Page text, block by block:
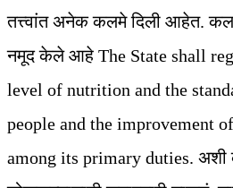
तत्त्वांत अनेक कलमे दिली आहेत.
नमूद केले आहे The State shall
level of nutrition and the
people and the improvement
among its primary duties.